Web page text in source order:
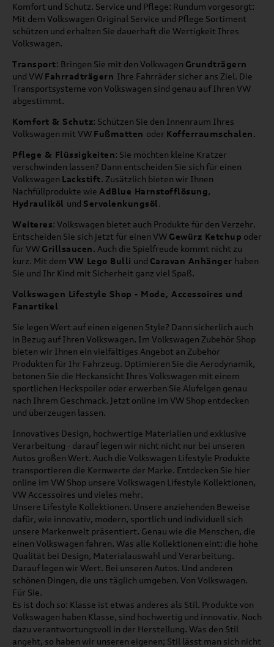
Komfort und Schutz. Service und Pflege: Rundum vorgesorgt:
Mit dem Volkswagen Original Service und Pflege Sortiment
schützen und erhalten Sie dauerhaft die Wertigkeit Ihres
Volkswagen.
Transport: Bringen Sie mit den Volkwagen Grundträgern
und VW Fahrradträgern Ihre Fahrräder sicher ans Ziel. Die
Transportsysteme von Volkswagen sind genau auf Ihren VW
abgestimmt.
Komfort & Schutz: Schützen Sie den Innenraum Ihres
Volkswagen mit VW Fußmatten oder Kofferraumschalen.
Pflege & Flüssigkeiten: Sie möchten kleine Kratzer
verschwinden lassen? Dann entscheiden Sie sich für einen
Volkswagen Lackstift. Zusätzlich bieten wir Ihnen
Nachfüllprodukte wie AdBlue Harnstofflösung,
Hydrauliköl und Servolenkungsöl.
Weiteres: Volkswagen bietet auch Produkte für den Verzehr.
Entscheiden Sie sich jetzt für einen VW Gewürz Ketchup oder
für VW Grillsaucen. Auch die Spielfreude kommt nicht zu
kurz. Mit dem VW Lego Bulli und Caravan Anhänger haben
Sie und Ihr Kind mit Sicherheit ganz viel Spaß.
Volkswagen Lifestyle Shop - Mode, Accessoires und
Fanartikel
Sie legen Wert auf einen eigenen Style? Dann sicherlich auch
in Bezug auf Ihren Volkswagen. Im Volkswagen Zubehör Shop
bieten wir Ihnen ein vielfältiges Angebot an Zubehör
Produkten für Ihr Fahrzeug. Optimieren Sie die Aerodynamik,
betonen Sie die Heckansicht Ihres Volkswagen mit einem
sportlichen Heckspoiler oder erwerben Sie Alufelgen genau
nach Ihrem Geschmack. Jetzt online im VW Shop entdecken
und überzeugen lassen.
Innovatives Design, hochwertige Materialien und exklusive
Verarbeitung - darauf legen wir nicht nicht nur bei unseren
Autos großen Wert. Auch die Volkswagen Lifestyle Produkte
transportieren die Kernwerte der Marke. Entdecken Sie hier
online im VW Shop unsere Volkswagen Lifestyle Kollektionen,
VW Accessoires und vieles mehr.
Unsere Lifestyle Kollektionen. Unsere anziehenden Beweise
dafür, wie innovativ, modern, sportlich und individuell sich
unsere Markenwelt präsentiert. Genau wie die Menschen, die
einen Volkswagen fahren. Was alle Kollektionen eint: die hohe
Qualität bei Design, Materialauswahl und Verarbeitung.
Darauf legen wir Wert. Bei unseren Autos. Und anderen
schönen Dingen, die uns täglich umgeben. Von Volkswagen.
Für Sie.
Es ist doch so: Klasse ist etwas anderes als Stil. Produkte von
Volkswagen haben Klasse, sind hochwertig und innovativ. Noch
dazu verantwortungsvoll in der Herstellung. Was den Stil
angeht, so haben wir unseren eigenen; Stil lässt man sich nicht